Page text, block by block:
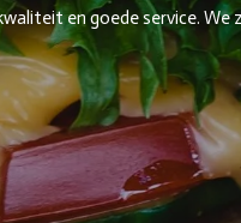
en goede service. We